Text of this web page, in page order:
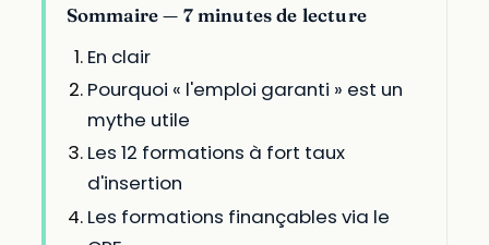
Sommaire — 7 minutes de lecture
En clair
Pourquoi « l'emploi garanti » est un
mythe utile
Les 12 formations à fort taux
d'insertion
Les formations finançables via le